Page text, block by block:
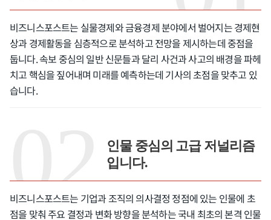
비즈니스포스트는 실물경제와 금융경제 분야에서 벌어지는 경제현
상과 경제활동을 심층적으로 분석하고 전망을 제시하는데 중점을
둡니다. 속보 중심의 일반 신문들과 달리 사건과 사고의 배경을 파헤
치고 핵심을 짚어내며 미래를 예측하는데 기사의 초점을 맞추고 있
습니다.
인물 중심의 고급 저널리즘
입니다.
비즈니스포스트는 기업과 조직의 의사결정 정점에 있는 인물에 초
점을 맞춰 주요 결정과 변화 방향을 분석하는 국내 최초의 본격 인물